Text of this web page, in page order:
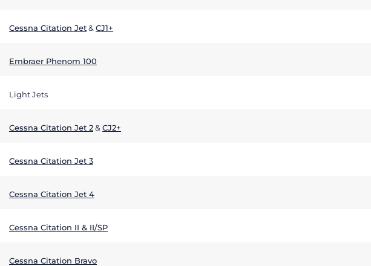
Cessna Citation Jet& CJ1+
Embraer Phenom 100
Light Jets
Cessna Citation Jet 2& CJ2+
Cessna Citation Jet 3
Cessna Citation Jet 4
Cessna Citation II & II/SP
Cessna Citation Bravo